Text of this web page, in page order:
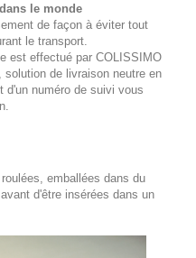
le monde
de façon à éviter tout
le transport.
est effectué par COLISSIMO
solution de livraison neutre en
d'un numéro de suivi vous
emballées dans du
d'être insérées dans un